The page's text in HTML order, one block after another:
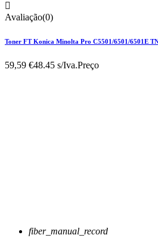

Avaliação(0)
Toner FT Konica Minolta Pro C5501/6501/6501E
59,59 €48.45 s/Iva.Preço
fiber_manual_record